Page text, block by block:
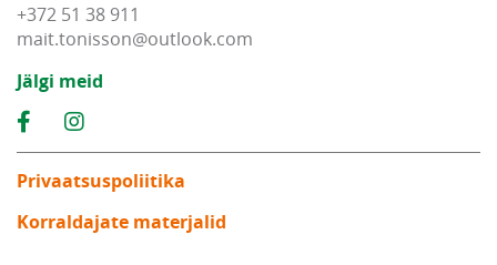
+372 51 38 911
mait.tonisson@outlook.com
Jälgi meid
Privaatsuspoliitika
Korraldajate materjalid